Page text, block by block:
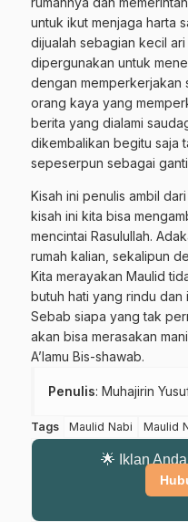
untuk ikut menjaga harta
dijualah sebagian kecil
dipergunakan untuk
dengan memperkerjakan
orang kaya yang
berita yang dialami
dikembalikan begitu saja
sepeserpun sebagai
Kisah ini penulis ambil
kisah ini kita bisa
mencintai Rasulullah.
rumah kalian, sekalipun
Kita merayakan Maulid
butuh hati yang rindu dan
Sebab siapa yang tak
akan bisa merasakan
A’lamu Bis-shawab.
Penulis: Muhajirin
Tags Maulid Nabi Maulid
🌟 Iklan